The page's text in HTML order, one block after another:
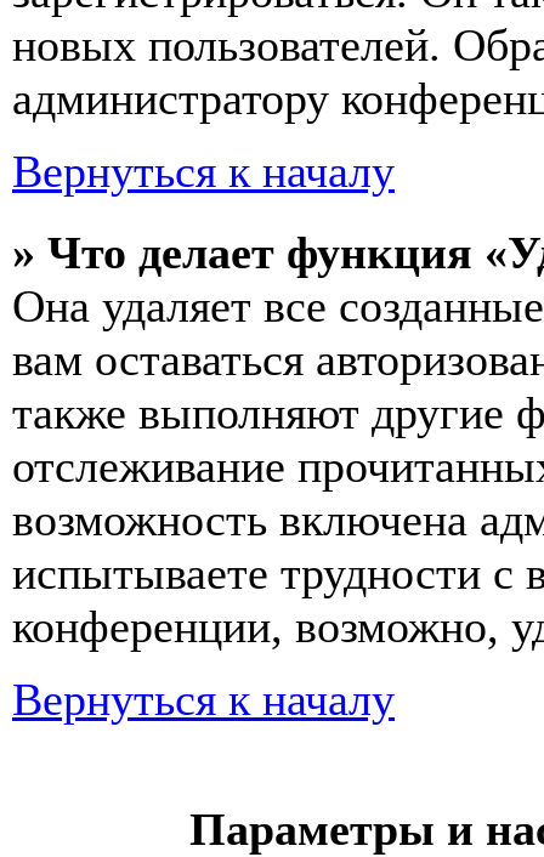
новых пользователей.
администратору
Вернуться к началу
» Что делает функция
Она удаляет все
вам оставаться
также выполняют другие
отслеживание
возможность включена
испытываете трудности с
конференции, возможно,
Вернуться к началу
Параметры и